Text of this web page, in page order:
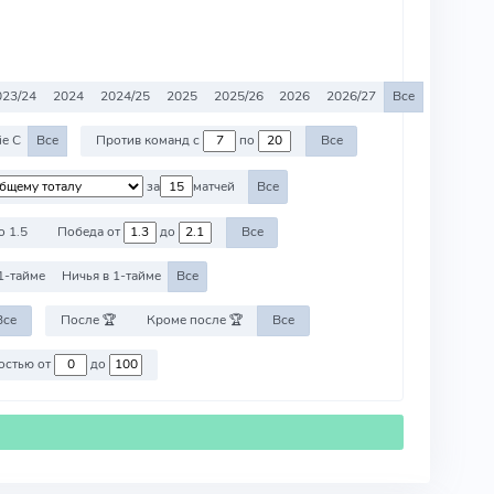
24 2024 2024/25 2025 2025/26 2026 2026/27 Все
C Все Против команд с по Все
за матчей Все
1.5 Победа от до Все
тайме Ничья в 1-тайме Все
После 🏆 Кроме после 🏆 Все
Против команд со стоимостью от до